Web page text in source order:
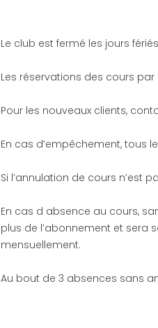
Le club est fermé les jours
Les réservations des cours
Pour les nouveaux clients,
En cas d’empêchement, tous
Si l’annulation de cours n’est
En cas d absence au cours,
plus de l’abonnement et sera
mensuellement.
Au bout de 3 absences sans